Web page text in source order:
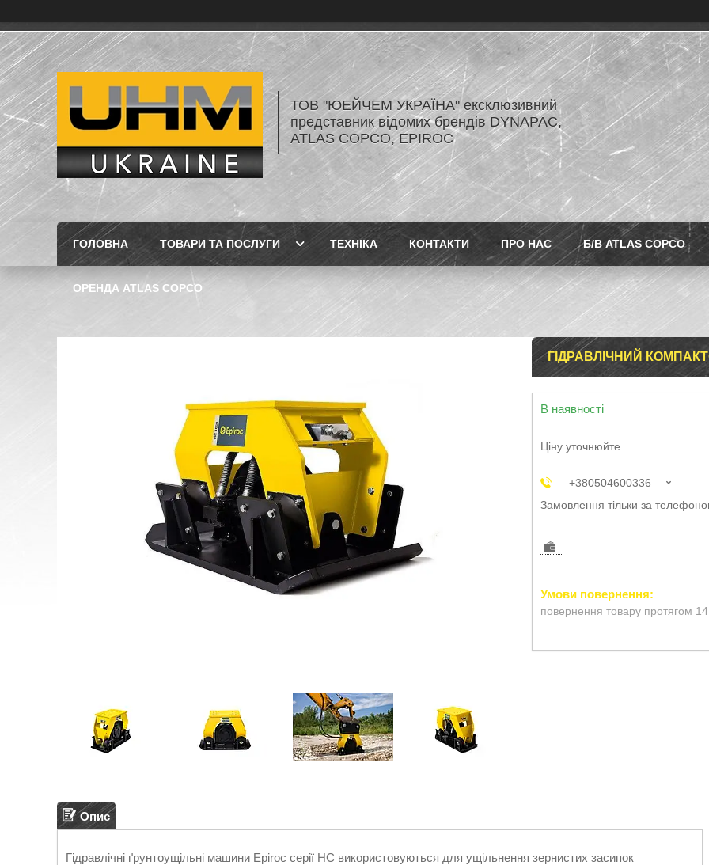
ТОВ "ЮЕЙЧЕМ УКРАЇНА" ексклюзивний
представник відомих брендів DYNAPAC,
ATLAS COPCO, EPIROC
ГОЛОВНА ТОВАРИ ТА ПОСЛУГИ ТЕХНІКА КОНТАКТИ ПРО НАС Б/В ATLAS COPCO
ОРЕНДА ATLAS COPCO
ГІДРАВЛІЧНИЙ
В наявності
Ціну уточнюйте
+380504600336
Замовлення тільки за
повернення товару протягом 14
Опис
Гідравлічні ґрунтоущільні машини Epiroc серії HC використовуються для ущільнення зернистих засипок